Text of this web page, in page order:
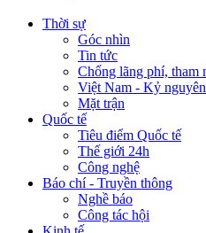
Thời sự
Góc nhìn
Tin tức
Chống lãng phí, tham
Việt Nam - Kỷ
Mặt trận
Quốc tế
Tiêu điểm Quốc tế
Thế giới 24h
Công nghệ
Báo chí - Truyền thông
Nghề báo
Công tác hội